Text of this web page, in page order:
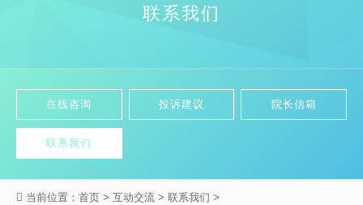
联系我们
在线咨询 投诉建议 院长信箱
联系我们
当前位置： 首页 > 互动交流 > 联系我们 >